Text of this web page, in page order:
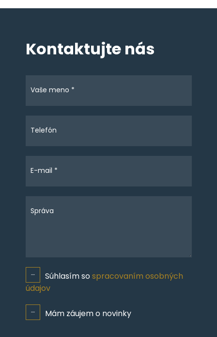
Kontaktujte nás
Vaše meno *
Telefón
E-mail *
Správa
Súhlasím sospracovaním osobných
údajov
Mám záujem o novinky